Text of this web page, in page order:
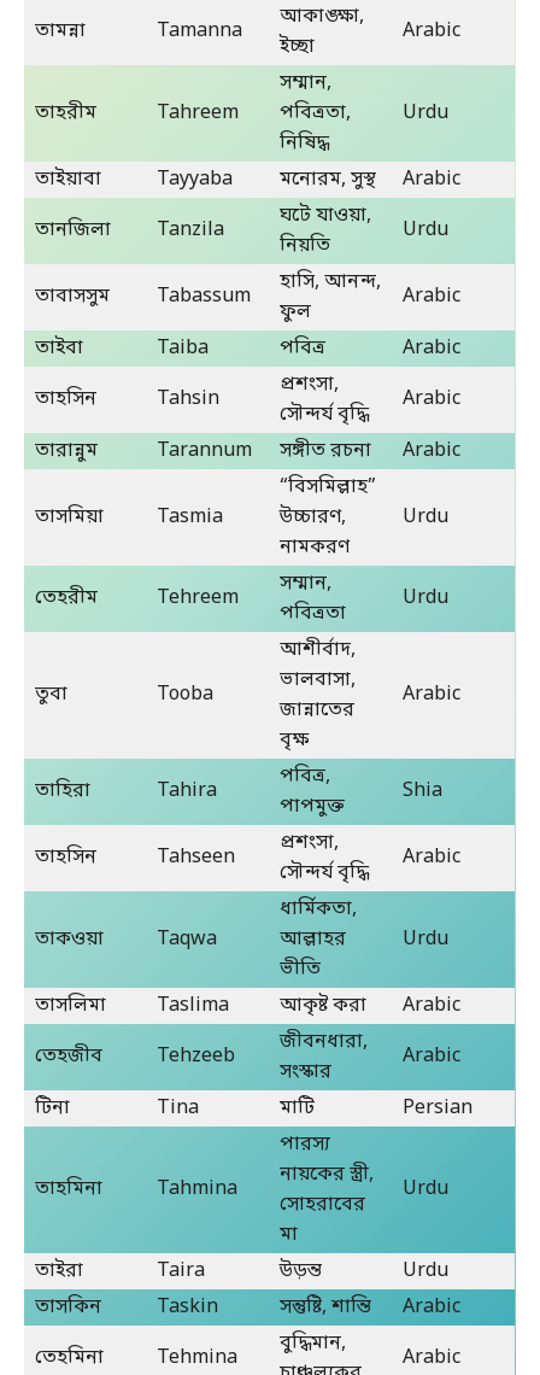
তামন্না Tamanna
আকাঙ্ক্ষা,
ইচ্ছা
Arabic
তাহরীম Tahreem
সম্মান,
পবিত্রতা,
নিষিদ্ধ
Urdu
তাইয়াবা Tayyaba মনোরম, সুস্থ
Arabic
তানজিলা
Tanzila
ঘটে যাওয়া,
নিয়তি
Urdu
তাবাসসুম Tabassum
হাসি, আনন্দ,
ফুল
Arabic
তাইবা
Taiba পবিত্র
Arabic
তাহসিন
Tahsin
প্রশংসা,
সৌন্দর্য বৃদ্ধি
Arabic
তারান্নুম
Tarannum সঙ্গীত রচনা Arabic
তাসমিয়া Tasmia
“বিসমিল্লাহ”
উচ্চারণ,
নামকরণ
Urdu
তেহরীম Tehreem
সম্মান,
পবিত্রতা
Urdu
তুবা Tooba
আশীর্বাদ,
ভালবাসা,
জান্নাতের
বৃক্ষ
Arabic
তাহিরা Tahira
পবিত্র,
পাপমুক্ত
Shia
তাহসিন Tahseen
প্রশংসা,
সৌন্দর্য বৃদ্ধি
Arabic
তাকওয়া Taqwa
ধার্মিকতা,
আল্লাহর
ভীতি
Urdu
তাসলিমা Taslima আকৃষ্ট করা
Arabic
তেহজীব
Tehzeeb
জীবনধারা,
সংস্কার
Arabic
টিনা
Tina মাটি Persian
তাহমিনা Tahmina
পারস্য
নায়কের স্ত্রী,
সোহরাবের
মা
Urdu
তাইরা Taira উড়ন্ত
Urdu
তাসকিন
Taskin সন্তুষ্টি, শান্তি
Arabic
তেহমিনা
Tehmina
বুদ্ধিমান,
Arabic